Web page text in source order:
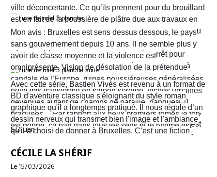
de nous surprendre et de nous tenir en haleine.
Format normal
EAN/ISBN : 978-2-203-29047-1
Nombre de pages : 48
ville déconcertante. Ce qu’ils prennent pour du brouillard
est en fait de la poussière de plâtre due aux travaux en
cours un peu partout dans la ville. Quant au tramway ou
au métro qu’ils pensaient prendre pour rejoindre leur
hôtel situé à Ixelles, ils sont eux aussi à l’arrêt pour
cause de travaux. Finalement, ils décident d’y aller à
pied. Sur leur route, Quentin découvre la librairie
d’occasion Pêle-mêle. Il propose à Sophie d’y jeter un
coup d’œil mais les ennuis vont vite commencer. En
réalité c’est la ville entière qui semble être tombée dans
une violence sans nom. C'est véritablement le Far West
avec son lot d’insécurité et d’anarchie. Il y a même un
shérif !
Mon avis : Bruxelles est sens dessus dessous, le pays
sans gouvernement depuis 10 ans. Il ne semble plus y
avoir de classe moyenne et la violence est
omniprésente. Vision de désolation de la prétendue
capitale de l’Europe, ruines poussiéreuses généralisées,
hôtel Ibis transformé en saloon sordide, friches urbaines
devenues autant de champs de bataille, banques
braquées… Par rapport aux deux premiers tomes le ton
est donné, ça part dans tous les sens et le rythme est
plus que soutenu de bout en bout. Sophie et Quentin
vont devoir faire face à une situation totalement confuse
vont rapidement se découvrir as de la gâchette, surtout
Avec cette série, Bastien Vivès est revenu à un format de
BD d'aventure classique s'éloignant du style roman
graphique qu'il a longtemps pratiqué. Il nous régale d’un
dessin nerveux qui transmet bien l'image et l'ambiance
qu'il a choisi de donner à Bruxelles. C’est une fiction
Bruxelles de 2026 telle que perçue par nombre de ses
habitants !
SDJuan
CÉCILE LA SHÉRIF
Le 15/03/2026